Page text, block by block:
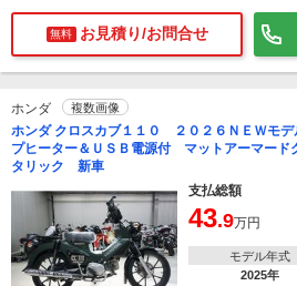
無料 お見積り/お問合せ
ホンダ 複数画像
ホンダ クロスカブ１１０ ２０２６ＮＥＷモ
プヒーター＆ＵＳＢ電源付 マットアーマード
タリック 新車
支払総額
43.9万円
モデル年式
2025年